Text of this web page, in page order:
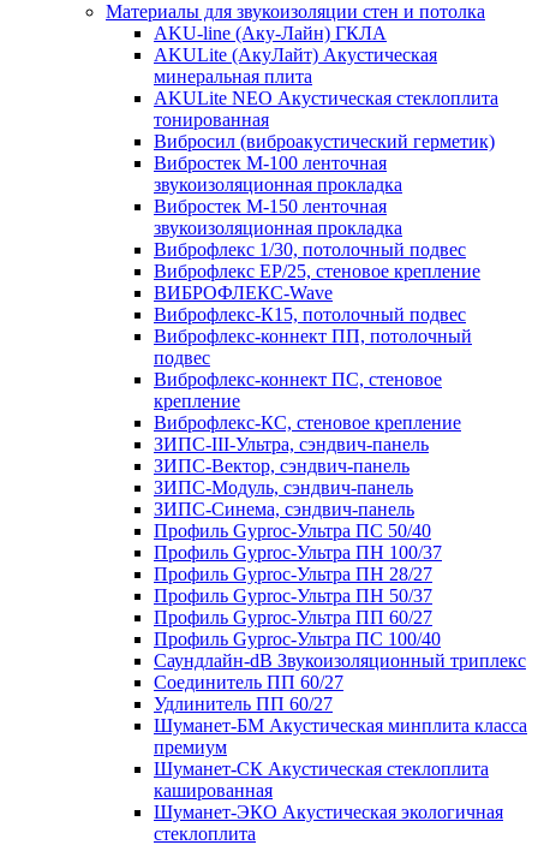
Материалы для звукоизоляции стен и потолка
AKU-line (Aку-Лайн) ГКЛА
AKULite (АкуЛайт) Акустическая
минеральная плита
AKULite NEO Акустическая стеклоплита
тонированная
Вибросил (виброакустический герметик)
Вибростек М-100 ленточная
звукоизоляционная прокладка
Вибростек М-150 ленточная
звукоизоляционная прокладка
Виброфлекс 1/30, потолочный подвес
Виброфлекс EP/25, стеновое крепление
ВИБРОФЛЕКС-Wave
Виброфлекс-К15, потолочный подвес
Виброфлекс-коннект ПП, потолочный
подвес
Виброфлекс-коннект ПС, стеновое
крепление
Виброфлекс-КС, стеновое крепление
ЗИПС-III-Ультра, сэндвич-панель
ЗИПС-Вектор, сэндвич-панель
ЗИПС-Модуль, сэндвич-панель
ЗИПС-Синема, сэндвич-панель
Профиль Gyproc-Ультра ПC 50/40
Профиль Gyproc-Ультра ПН 100/37
Профиль Gyproc-Ультра ПН 28/27
Профиль Gyproc-Ультра ПН 50/37
Профиль Gyproc-Ультра ПП 60/27
Профиль Gyproc-Ультра ПС 100/40
Саундлайн-dB Звукоизоляционный триплекс
Соединитель ПП 60/27
Удлинитель ПП 60/27
Шуманет-БМ Акустическая минплита класса
премиум
Шуманет-СК Акустическая стеклоплита
кашированная
Шуманет-ЭКО Акустическая экологичная
стеклоплита